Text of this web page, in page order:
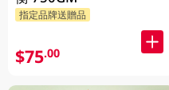
指定品牌送贈品
$75.00